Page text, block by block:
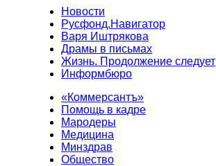
Новости
Русфонд.Навигатор
Варя Иштрякова
Драмы в письмах
Жизнь. Продолжение следует
Информбюро
«Коммерсантъ»
Помощь в кадре
Мародеры
Медицина
Минздрав
Общество